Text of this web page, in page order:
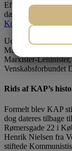
Efter ordningen på
dækker hele KFML/
Kommunistisk
Udskilt af
Marxistisk
Marxister-
Venskabsforbundet
Rids af KAP’s
Formelt blev KAP
dog dateres tilbage
Rømersgade 22 i
Henrik Nielsen fra
stiftede